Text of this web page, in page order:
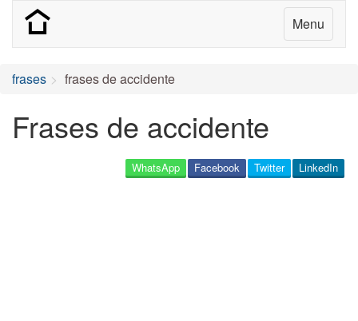
Menu
frases frases de accidente
Frases de accidente
LinkedIn
Twitter
Facebook
WhatsApp